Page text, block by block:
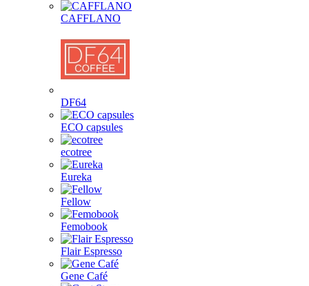
CAFFLANO
DF64
ECO capsules
ecotree
Eureka
Fellow
Femobook
Flair Espresso
Gene Café